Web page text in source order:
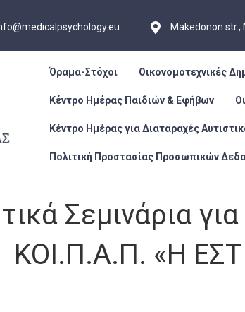
Makedonon str.,
Όραμα-Στόχοι Οικονομοτεχνικές
Κέντρο Ημέρας Παιδιών & Εφήβων
Κέντρο Ημέρας για Διαταραχές
Πολιτική Προστασίας Προσωπικών
Σεμινάρια
ΚΟΙ.Π.Α.Π. «Η